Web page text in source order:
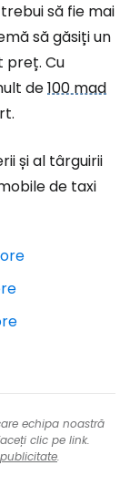
să fie mai
să găsiți un
preț. Cu
de100 mad
și al târguirii
de taxi
echipa noastră
clic pe link.
.